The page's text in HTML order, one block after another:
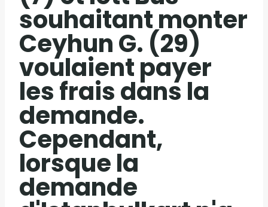
souhaitant monter
Ceyhun G. (29)
voulaient payer
les frais dans la
demande.
Cependant,
lorsque la
demande